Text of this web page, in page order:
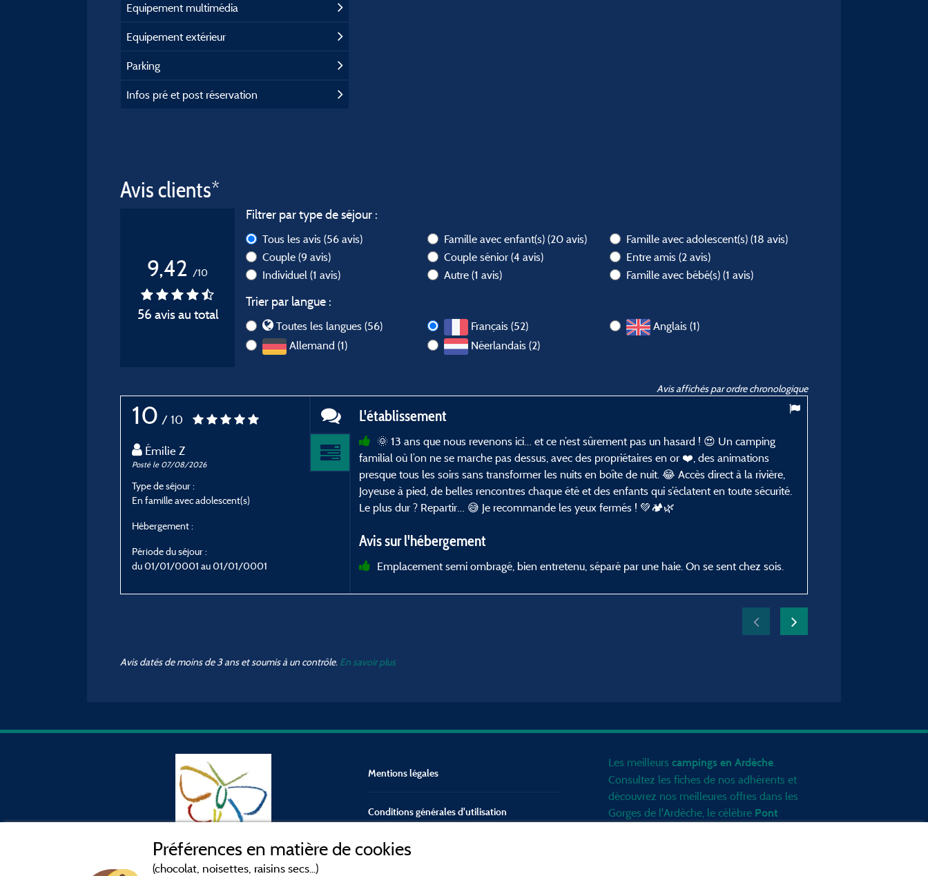
Equipement multimédia
Equipement extérieur
Parking
Infos pré et post réservation
Avis clients*
9,42 /10
56 avis au total
Filtrer par type de séjour :
Tous les avis (56 avis) Famille avec enfant(s)(20 avis) Famille avec adolescent(s) (18 avis)
Couple (9 avis) Couple sénior(4 avis) Entre amis (2 avis)
Individuel (1 avis) Autre(1 avis) Famille avec bébé(s) (1 avis)
Trier par langue :
Toutes les langues (56) Français (52)
Anglais (1)
Allemand (1)
Néerlandais (2)
Avis affichés par ordre chronologique
10 / 10
Émilie Z
Posté le 07/08/2026
Type de séjour :
En famille avec adolescent(s)
Hébergement :
Période du séjour :
du 01/01/0001 au 01/01/0001
L'établissement
🌞 13 ans que nous revenons ici… et ce n’est sûrement pas un hasard ! 😍 Un camping
familial où l’on ne se marche pas dessus, avec des propriétaires en or ❤️, des animations
presque tous les soirs sans transformer les nuits en boîte de nuit. 😂 Accès direct à la rivière,
Joyeuse à pied, de belles rencontres chaque été et des enfants qui s’éclatent en toute sécurité.
Le plus dur ? Repartir… 😅 Je recommande les yeux fermés ! 💚🏕️🌿
Avis sur l'hébergement
Emplacement semi ombragé, bien entretenu, séparé par une haie. On se sent chez sois.
Avis datés de moins de 3 ans et soumis à un contrôle. En savoir plus
Mentions légales
Conditions générales d'utilisation
Contact
Les meilleurscampings en Ardèche.
Consultez les fiches de nos adhérents et
découvrez nos meilleures offres dans les
Gorges de l'Ardèche, le célèbre Pont
Préférences en matière de cookies
(chocolat, noisettes, raisins secs...)